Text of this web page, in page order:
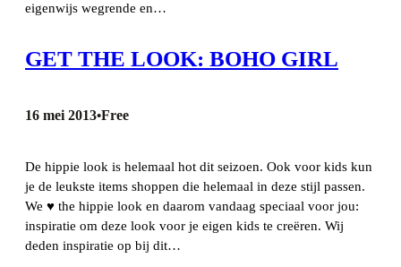
eigenwijs wegrende en…
GET THE LOOK: BOHO GIRL
16 mei 2013•Free
De hippie look is helemaal hot dit seizoen. Ook voor kids kun
je de leukste items shoppen die helemaal in deze stijl passen.
We ♥ the hippie look en daarom vandaag speciaal voor jou:
inspiratie om deze look voor je eigen kids te creëren. Wij
deden inspiratie op bij dit…